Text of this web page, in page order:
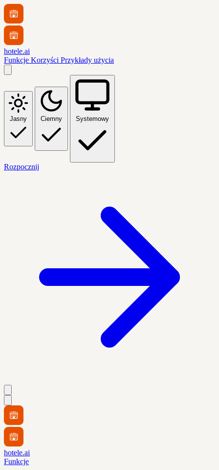
hotele.ai
Funkcje Korzyści Przykłady użycia
Jasny Ciemny Systemowy
Rozpocznij
hotele.ai
Funkcje